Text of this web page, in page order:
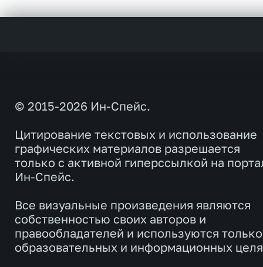
© 2015-2026 Ин-Спейс.
Цитирование текстовых и использование
графических материалов разрешается
только с активной гиперссылкой на
Ин-Спейс.
Все визуальные произведения являются
собственностью своих авторов и
правообладателей и используются
образовательных и информационных